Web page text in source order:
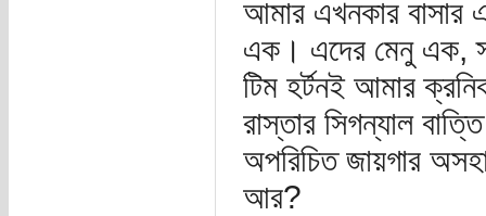
আমার এখনকার বাসার
এক। এদের মেনু এক,
টিম হর্টনই আমার
রাস্তার সিগন্যাল
অপরিচিত জায়গার
আর?